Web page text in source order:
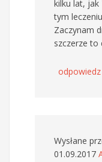
kilku lat, jak
tym
Zaczynam
szczerze to
odpowiedz
Wysłane
01.09.2017